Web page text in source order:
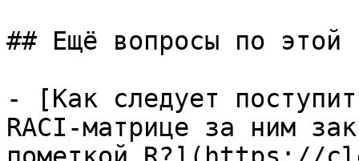
## Ещё вопросы по этой
- [Как следует
RACI-матрице за ним